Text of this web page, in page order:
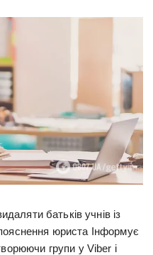
батьків учнів із
юриста Інформує
групи у Viber і